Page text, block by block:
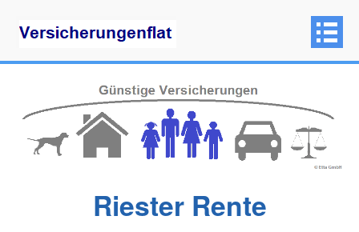
Riester Rente